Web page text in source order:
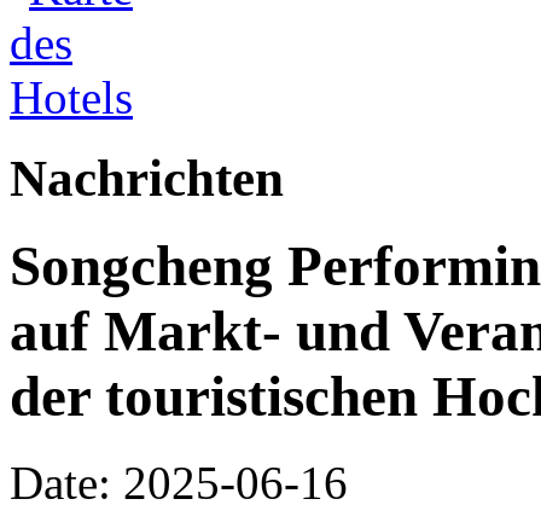
Nachrichten
Songcheng
auf Markt- und
der touristischen
Date: 2025-06-16